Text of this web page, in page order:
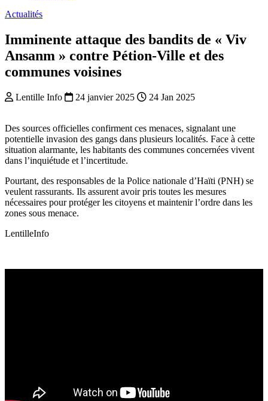
Actualités
Imminente attaque des bandits de « Viv
Ansanm » contre Pétion-Ville et des
communes voisines
Lentille Info 24 janvier 2025 24 Jan 2025
Des sources officielles confirment ces menaces, signalant une
potentielle invasion des gangs dans plusieurs localités. Face à cette
situation alarmante, les habitants des communes concernées vivent
dans l’inquiétude et l’incertitude.
Pourtant, des responsables de la Police nationale d’Haïti (PNH) se
veulent rassurants. Ils assurent avoir pris toutes les mesures
nécessaires pour protéger les citoyens et maintenir l’ordre dans les
zones sous menace.
LentilleInfo